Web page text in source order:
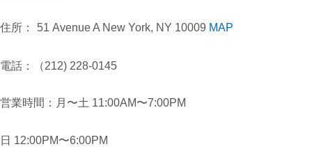
住所： 51 Avenue A New York, NY 10009 MAP
電話：（212) 228-0145
営業時間：月〜土 11:00AM〜7:00PM
日 12:00PM〜6:00PM